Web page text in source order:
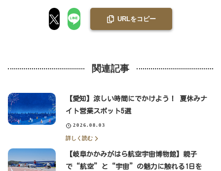
URLをコピー
関連記事
【愛知】涼しい時間にでかけよう！ 夏休みナ
イト営業スポット5選
2026.08.03
詳しく読む
【岐阜かかみがはら航空宇宙博物館】親子
で“航空”と“宇宙”の魅力に触れる1日を